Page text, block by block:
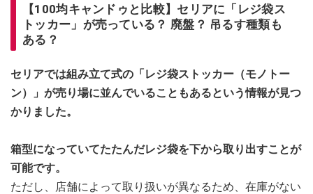
【100均キャンドゥと比較】セリアに「レジ袋ス
トッカー」が売っている？ 廃盤？ 吊るす種類も
ある？
セリアでは組み立て式の「レジ袋ストッカー（モノトー
ン）」が売り場に並んでいることもあるという情報が見つ
かりました。
箱型になっていてたたんだレジ袋を下から取り出すことが
可能です。
ただし、店舗によって取り扱いが異なるため、在庫がない